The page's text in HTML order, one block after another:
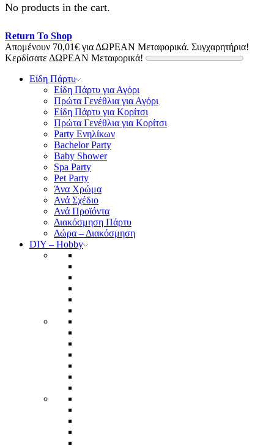
No products in the cart.
Return To Shop
Απομένουν 70,01€ για ΔΩΡΕΑΝ Μεταφορικά. Συγχαρητήρια!
Κερδίσατε ΔΩΡΕΑΝ Μεταφορικά!
Είδη Πάρτυ
Είδη Πάρτυ για Αγόρι
Πρώτα Γενέθλια για Αγόρι
Είδη Πάρτυ για Κορίτσι
Πρώτα Γενέθλια για Κορίτσι
Party Ενηλίκων
Bachelor Party
Baby Shower
Spa Party
Pet Party
Άνα Χρώμα
Ανά Σχέδιο
Ανά Προϊόντα
Διακόσμηση Πάρτυ
Δώρα – Διακόσμηση
DIY – Hobby